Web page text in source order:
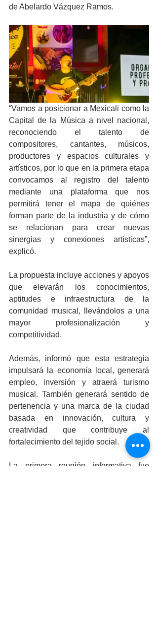
de Abelardo Vázquez Ramos.
“Vamos a posicionar a Mexicali como la
Capital de la Música a nivel nacional,
reconociendo el talento de
compositores, cantantes, músicos,
productores y espacios culturales y
artísticos, por lo que en la primera etapa
convocamos al registro del talento
mediante una plataforma que nos
permitirá tener el mapa de quiénes
forman parte de la industria y de cómo
se relacionan para crear nuevas
sinergias y conexiones artísticas”,
explicó.
La propuesta incluye acciones y apoyos
que elevarán los conocimientos,
aptitudes e infraestructura de la
comunidad musical, llevándolos a una
mayor profesionalización y
competitividad.
Además, informó que esta estrategia
impulsará la economía local, generará
empleo, inversión y atraerá turismo
musical. También generará sentido de
pertenencia y una marca de la ciudad
basada en innovación, cultura y
creatividad que contribuye al
fortalecimiento del tejido social.
La primera reunión informativa fue